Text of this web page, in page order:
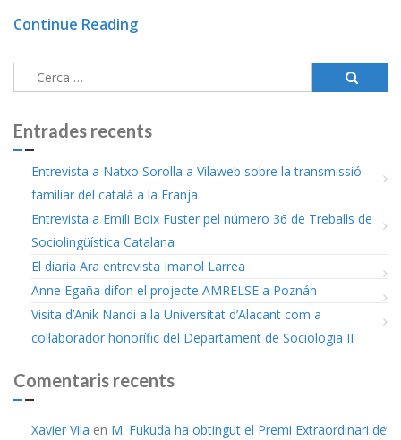
Continue Reading
Cerca:
Entrades recents
Entrevista a Natxo Sorolla a Vilaweb sobre la transmissió
familiar del català a la Franja
Entrevista a Emili Boix Fuster pel número 36 de Treballs de
Sociolingüística Catalana
El diaria Ara entrevista Imanol Larrea
Anne Egaña difon el projecte AMRELSE a Poznán
Visita d’Anik Nandi a la Universitat d’Alacant com a
col·laborador honorífic del Departament de Sociologia II
Comentaris recents
Xavier Vila en M. Fukuda ha obtingut el Premi Extraordinari de